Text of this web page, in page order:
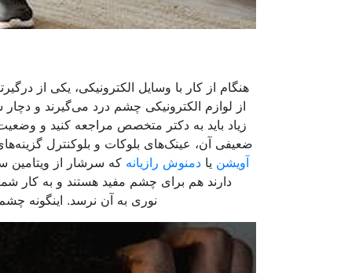
هنگام از کار با وسایل الکترونیکی، یکی از
از لوازم الکترونیکی چشم درد می‌گیرند و
زیاد باید به دکتر متخصص مراجعه کنید و
ضعیفی آن، عینک‌های بلوکات و بلوکنترل
آویشن یا دمنوش رازیانه که سرشار از ویتامین
دارند هم برای چشم مفید هستند و به کار
نوری به آن نرسد. اینگونه